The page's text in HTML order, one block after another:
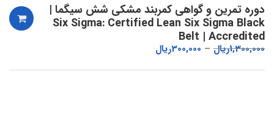
دوره تمرین و گواهی کمربند مشکی شش سیگما |
Six Sigma: Certified Lean Six Sigma Black
Belt | Accredited
1,300,000ریال 300,000ریال